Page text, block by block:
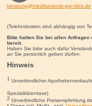
beratung@medikamente-per-klick.de
(Telefonkosten sind abhängig von
Bitte halten Sie bei allen Anfragen
bereit.
Haben Sie bitte auch dafür
an Sie persönlich geben dürfen.
Hinweis
1 Unverbindlicher
Spezialitätentaxe)
2 Unverbindliche Preisempfehlung